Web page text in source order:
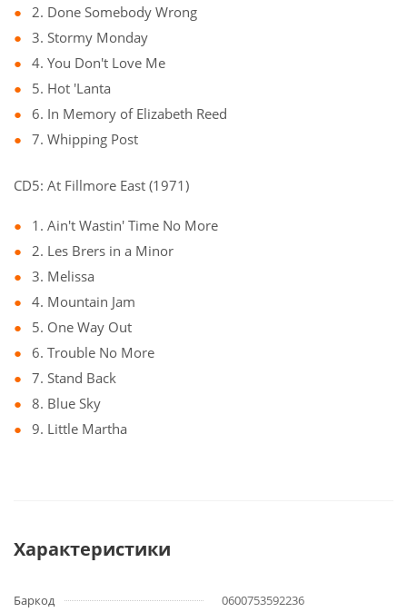
2. Done Somebody Wrong
3. Stormy Monday
4. You Don't Love Me
5. Hot 'Lanta
6. In Memory of Elizabeth Reed
7. Whipping Post
CD5: At Fillmore East (1971)
1. Ain't Wastin' Time No More
2. Les Brers in a Minor
3. Melissa
4. Mountain Jam
5. One Way Out
6. Trouble No More
7. Stand Back
8. Blue Sky
9. Little Martha
Характеристики
Баркод
0600753592236